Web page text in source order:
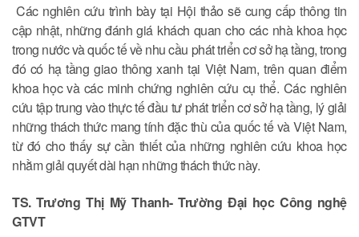
Các nghiên cứu trình bày tại Hội thảo sẽ cung cấp thông tin
cập nhật, những đánh giá khách quan cho các nhà khoa học
trong nước và quốc tế về nhu cầu phát triển cơ sở hạ tầng, trong
đó có hạ tầng giao thông xanh tại Việt Nam, trên quan điểm
khoa học và các minh chứng nghiên cứu cụ thể. Các nghiên
cứu tập trung vào thực tế đầu tư phát triển cơ sở hạ tầng, lý giải
những thách thức mang tính đặc thù của quốc tế và Việt Nam,
từ đó cho thấy sự cần thiết của những nghiên cứu khoa học
nhằm giải quyết dài hạn những thách thức này.
TS. Trương Thị Mỹ Thanh- Trường Đại học Công nghệ
GTVT